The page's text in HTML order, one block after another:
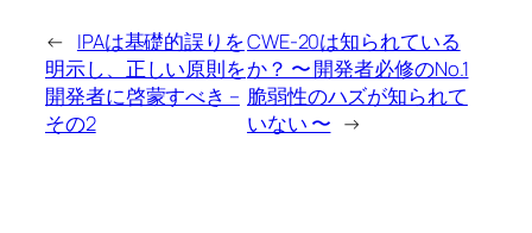
← IPAは基礎的誤りを
明示し、正しい原則を
開発者に啓蒙すべき –
その2
CWE-20は知られている
か？ 〜 開発者必修のNo.1
脆弱性のハズが知られて
いない 〜 →